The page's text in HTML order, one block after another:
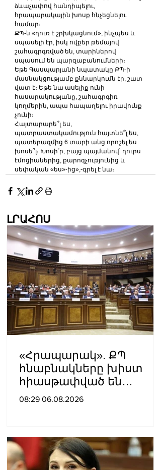
ձևաչափով հանդիպելու,
հրապարակային խոսք հնչեցնելու
համար։
ՔՊ-ն «դուռ է շրխկացնում», ինչպես և
սպասելի էր, իսկ ովքեր թեմայով
շահագրգռված են, տարիներով
սպասում են պարզաբանումների։
Եթե Գասպարյանի նպատակը ՔՊ-ի
մասնակցությամբ քննարկումն էր, շատ
վատ է։ Եթե նա ասելիք ունի
հասարակությանը, շահագրգիռ
կողմերին, ապա հապաղելու իրավունք
չունի։
Հայտարարե՞լ ես,
պատրաստակամություն հայտնե՞լ ես,
պատերազմից 6 տարի անց որոշել ես
խոսե՞լ։ Խոսի՛ր, բայց պայմանով՝ դուրս
էմոցիաներից, քարոզչությունից և
սեփական «ես»-ից»,-գրել է նա։
ԼՐԱՀՈՍ
«Հրապարակ». ՔՊ
հնաբնակները խիստ
հիասթափված են
նորերից
08:29 06.08.2026